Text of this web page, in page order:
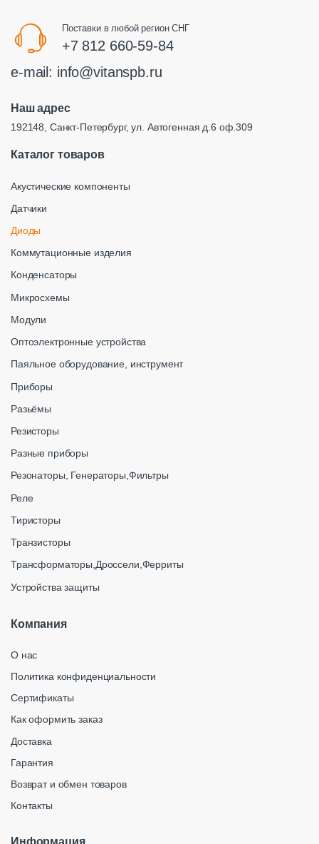
Поставки в любой регион СНГ
+7 812 660-59-84
e-mail: info@vitanspb.ru
Наш адрес
192148, Санкт-Петербург, ул. Автогенная д.6 оф.309
Каталог товаров
Акустические компоненты
Датчики
Диоды
Коммутационные изделия
Конденсаторы
Микросхемы
Модули
Оптоэлектронные устройства
Паяльное оборудование, инструмент
Приборы
Разьёмы
Резисторы
Разные приборы
Резонаторы, Генераторы,Фильтры
Реле
Тиристоры
Транзисторы
Трансформаторы,Дроссели,Ферриты
Устройства защиты
Компания
О нас
Политика конфиденциальности
Сертификаты
Как оформить заказ
Доставка
Гарантия
Возврат и обмен товаров
Контакты